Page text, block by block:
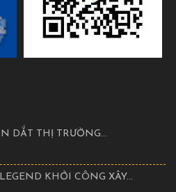
DẮT THỊ TRƯỜNG...
KHỞI CÔNG XÂY...